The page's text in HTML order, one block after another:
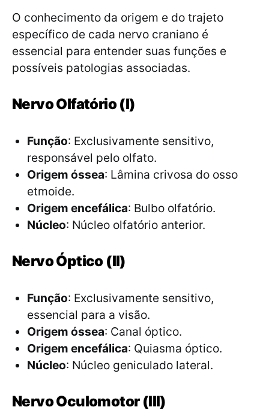
O conhecimento da origem e do trajeto
específico de cada nervo craniano é
essencial para entender suas funções e
possíveis patologias associadas.
Nervo Olfatório (I)
Função: Exclusivamente sensitivo,
responsável pelo olfato.
Origem óssea: Lâmina crivosa do osso
etmoide.
Origem encefálica: Bulbo olfatório.
Núcleo: Núcleo olfatório anterior.
Nervo Óptico (II)
Função: Exclusivamente sensitivo,
essencial para a visão.
Origem óssea: Canal óptico.
Origem encefálica: Quiasma óptico.
Núcleo: Núcleo geniculado lateral.
Nervo Oculomotor (III)